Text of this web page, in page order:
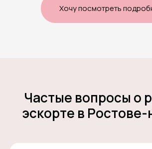
Хочу посмотреть
Частые вопросы о
эскорте в